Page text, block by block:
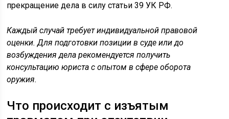
прекращение дела в силу статьи 39 УК РФ.
Каждый случай требует индивидуальной правовой
оценки. Для подготовки позиции в суде или до
возбуждения дела рекомендуется получить
консультацию юриста с опытом в сфере оборота
оружия.
Что происходит с изъятым